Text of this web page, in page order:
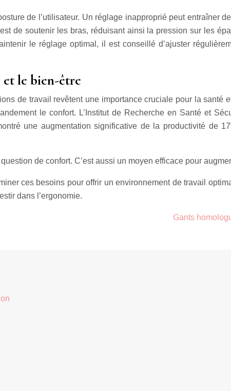
de l’utilisateur. Un réglage inapproprié peut entraîner
de soutenir les bras, réduisant ainsi la pression sur les
le réglage optimal, il est conseillé d’ajuster
et le bien-être
de travail revêtent une importance cruciale pour la santé
le confort. L’Institut de Recherche en Santé et
une augmentation significative de la productivité de
de confort. C’est aussi un moyen efficace pour
ces besoins pour offrir un environnement de travail
dans l’ergonomie.
Gants